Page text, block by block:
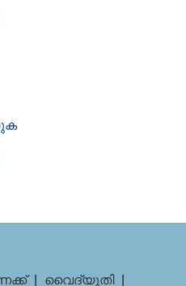
വൈദ്യുതി